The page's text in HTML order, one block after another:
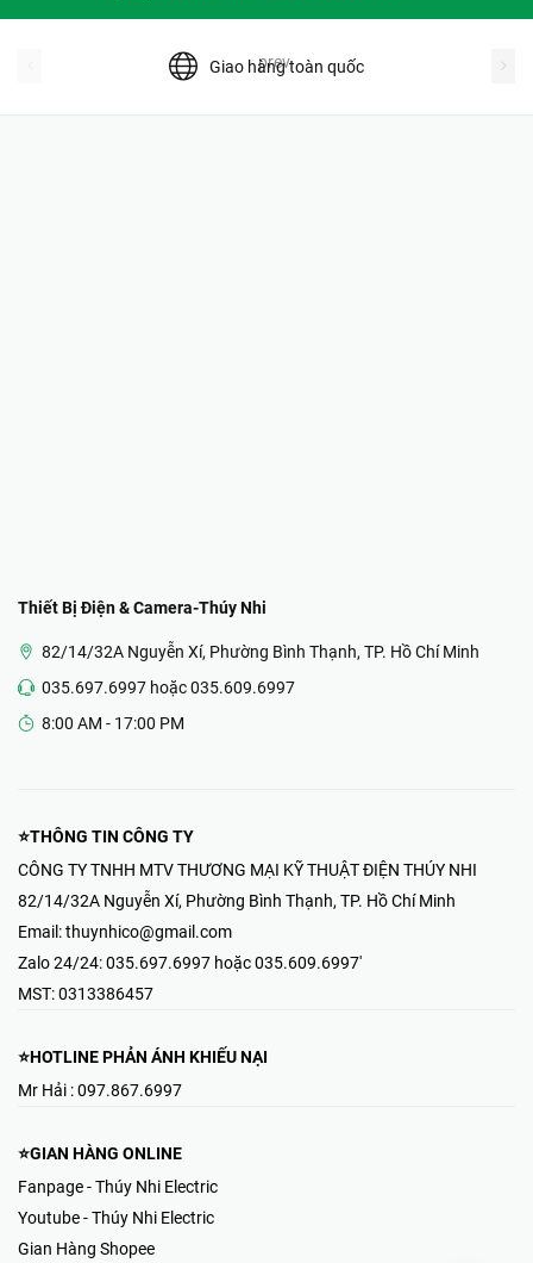
Giao hàng toàn quốc
prev
Thiết Bị Điện & Camera-Thúy Nhi
82/14/32A Nguyễn Xí, Phường Bình Thạnh, TP. Hồ Chí Minh
035.697.6997 hoặc 035.609.6997
8:00 AM - 17:00 PM
⭐THÔNG TIN CÔNG TY
CÔNG TY TNHH MTV THƯƠNG MẠI KỸ THUẬT ĐIỆN THÚY NHI
82/14/32A Nguyễn Xí, Phường Bình Thạnh, TP. Hồ Chí Minh
Email:thuynhico@gmail.com
Zalo 24/24:035.697.6997 hoặc 035.609.6997'
MST:0313386457
⭐HOTLINE PHẢN ÁNH KHIẾU NẠI
Mr Hải : 097.867.6997
⭐GIAN HÀNG ONLINE
Fanpage - Thúy Nhi Electric
Youtube - Thúy Nhi Electric
Gian Hàng Shopee